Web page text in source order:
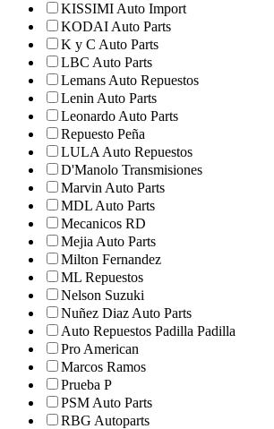
KISSIMI Auto Import
KODAI Auto Parts
K y C Auto Parts
LBC Auto Parts
Lemans Auto Repuestos
Lenin Auto Parts
Leonardo Auto Parts
Repuesto Peña
LULA Auto Repuestos
D'Manolo Transmisiones
Marvin Auto Parts
MDL Auto Parts
Mecanicos RD
Mejia Auto Parts
Milton Fernandez
ML Repuestos
Nelson Suzuki
Nuñez Diaz Auto Parts
Auto Repuestos Padilla Padilla
Pro American
Marcos Ramos
Prueba P
PSM Auto Parts
RBG Autoparts